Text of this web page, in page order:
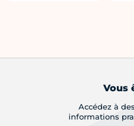
Vous
Accédez à
informations